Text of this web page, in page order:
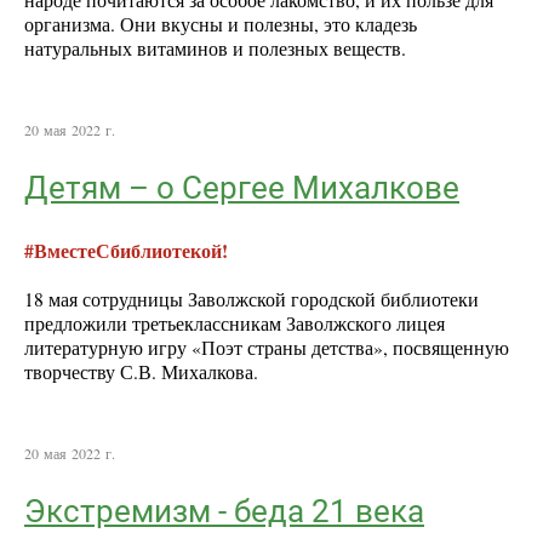
организма. Они вкусны и полезны, это кладезь
натуральных витаминов и полезных веществ.
20 мая 2022 г.
Детям – о Сергее Михалкове
#ВместеСбиблиотекой!
18 мая сотрудницы Заволжской городской библиотеки
предложили третьеклассникам Заволжского лицея
литературную игру «Поэт страны детства», посвященную
творчеству С.В. Михалкова.
20 мая 2022 г.
Экстремизм - беда 21 века